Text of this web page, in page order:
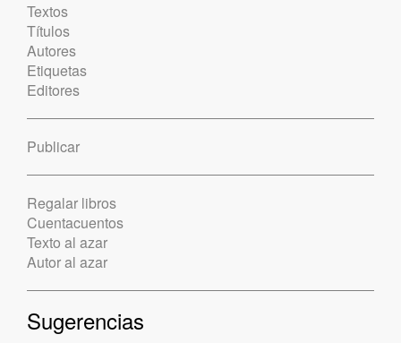
Textos
Títulos
Autores
Etiquetas
Editores
Publicar
Regalar libros
Cuentacuentos
Texto al azar
Autor al azar
Sugerencias